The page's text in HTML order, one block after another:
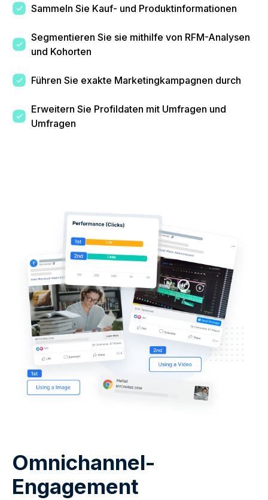
Sammeln Sie Kauf- und Produktinformationen
Segmentieren Sie sie mithilfe von RFM-Analysen
und Kohorten
Führen Sie exakte Marketingkampagnen durch
Erweitern Sie Profildaten mit Umfragen und
Umfragen
Omnichannel-
Engagement